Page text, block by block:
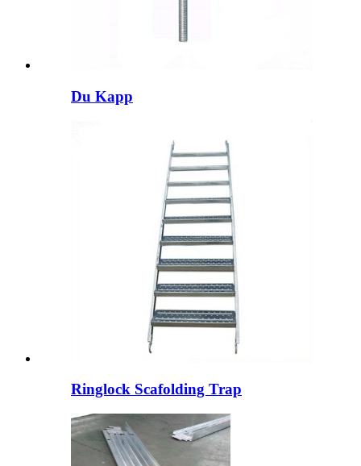
Du Kapp
Ringlock Scafolding Trap